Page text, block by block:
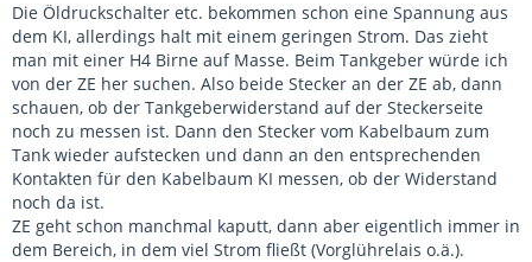
Die Öldruckschalter etc. bekommen schon eine Spannung aus
dem KI, allerdings halt mit einem geringen Strom. Das zieht
man mit einer H4 Birne auf Masse. Beim Tankgeber würde ich
von der ZE her suchen. Also beide Stecker an der ZE ab, dann
schauen, ob der Tankgeberwiderstand auf der Steckerseite
noch zu messen ist. Dann den Stecker vom Kabelbaum zum
Tank wieder aufstecken und dann an den entsprechenden
Kontakten für den Kabelbaum KI messen, ob der Widerstand
noch da ist.
ZE geht schon manchmal kaputt, dann aber eigentlich immer in
dem Bereich, in dem viel Strom fließt (Vorglührelais o.ä.).